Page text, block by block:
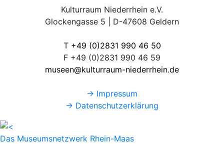
Kulturraum Niederrhein e.V.
Glockengasse 5 | D-47608 Geldern
T +49 (0)2831 990 46 50
F +49 (0)2831 990 46 59
museen@kulturraum-niederrhein.de
→ Impressum
→ Datenschutzerklärung
Das Museumsnetzwerk Rhein-Maas